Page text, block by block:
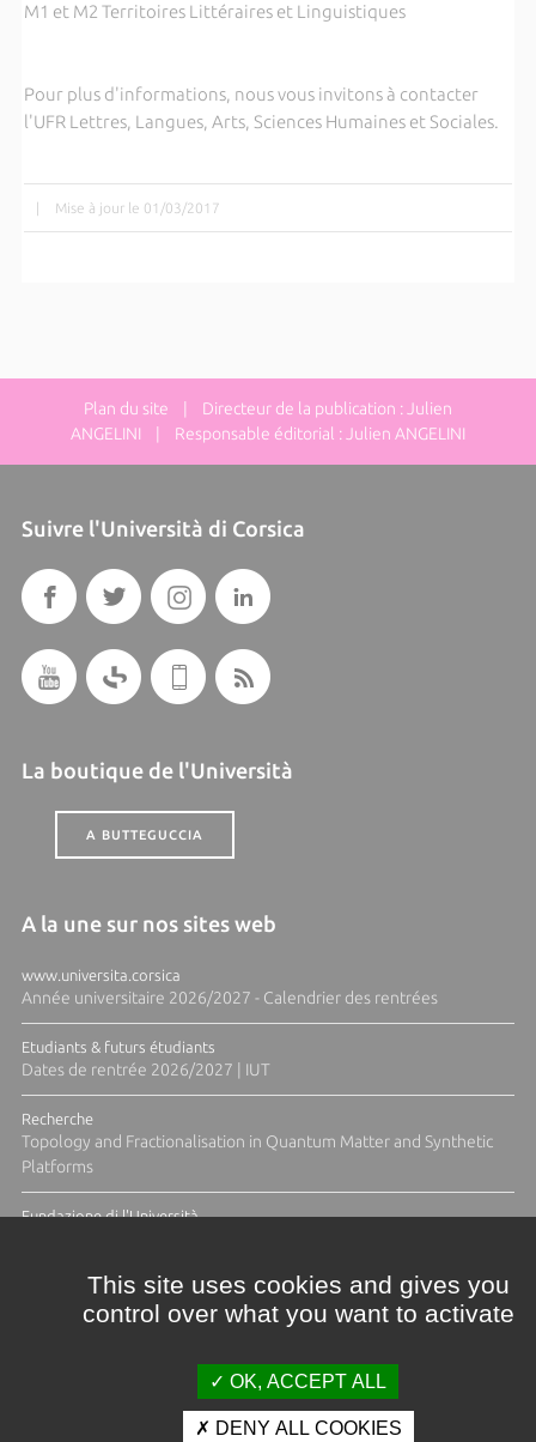
M1 et M2 Territoires Littéraires et Linguistiques
Pour plus d'informations, nous vous invitons à contacter
l'UFR Lettres, Langues, Arts, Sciences Humaines et Sociales.
| Mise à jour le 01/03/2017
Plan du site | Directeur de la publication : Julien
ANGELINI | Responsable éditorial : Julien ANGELINI
Suivre l'Università di Corsica
La boutique de l'Università
A BUTTEGUCCIA
A la une sur nos sites web
www.universita.corsica
Année universitaire 2026/2027 - Calendrier des rentrées
Etudiants & futurs étudiants
Dates de rentrée 2026/2027 | IUT
Recherche
Topology and Fractionalisation in Quantum Matter and Synthetic
Platforms
Fundazione di l'Università
This site uses cookies and gives you
control over what you want to activate
OK, ACCEPT ALL
DENY ALL COOKIES